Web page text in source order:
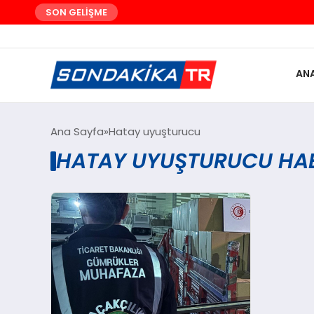
SON GELİŞME
Ana Sayfa Hatay uyuşturucu
HATAY UYUŞTURUCU